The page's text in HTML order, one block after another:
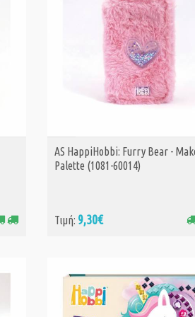
ΑΓΟΡΑ
AS HappiHobbi: Furry Bear -
Palette (1081-60014)
Τιμή: 9,30€